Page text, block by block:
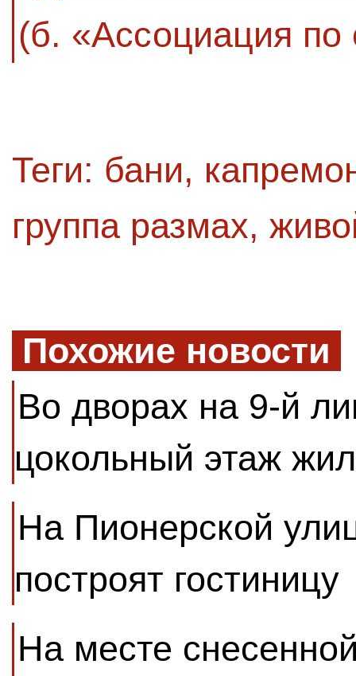
(б. «Ассоциация по
Теги: бани,
группа размах,
Похожие новости
Во дворах на 9-й
цокольный этаж
На Пионерской
построят гостиницу
На месте